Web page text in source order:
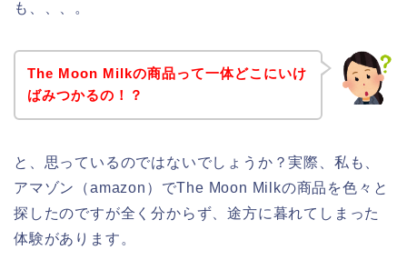
も、、、。
The Moon Milkの商品って一体どこにいけ
ばみつかるの！？
と、思っているのではないでしょうか？実際、私も、
アマゾン（amazon）でThe Moon Milkの商品を色々と
探したのですが全く分からず、途方に暮れてしまった
体験があります。